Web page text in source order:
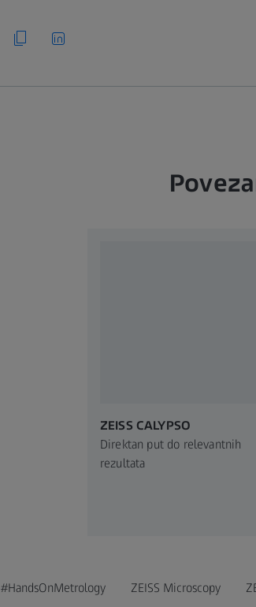
ZEISS CALYPSO
Direktan put do relevantnih
rezultata
#HandsOnMetrology ZEISS Microscopy